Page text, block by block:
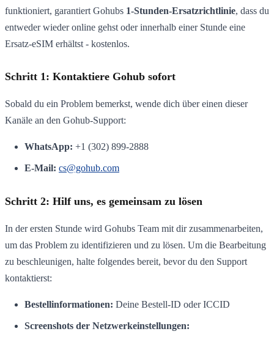
funktioniert, garantiert Gohubs 1-Stunden-Ersatzrichtlinie, dass du
entweder wieder online gehst oder innerhalb einer Stunde eine
Ersatz-eSIM erhältst - kostenlos.
Schritt 1: Kontaktiere Gohub sofort
Sobald du ein Problem bemerkst, wende dich über einen dieser
Kanäle an den Gohub-Support:
WhatsApp: +1 (302) 899-2888
E-Mail: cs@gohub.com
Schritt 2: Hilf uns, es gemeinsam zu lösen
In der ersten Stunde wird Gohubs Team mit dir zusammenarbeiten,
um das Problem zu identifizieren und zu lösen. Um die Bearbeitung
zu beschleunigen, halte folgendes bereit, bevor du den Support
kontaktierst:
Bestellinformationen: Deine Bestell-ID oder ICCID
Screenshots der Netzwerkeinstellungen: